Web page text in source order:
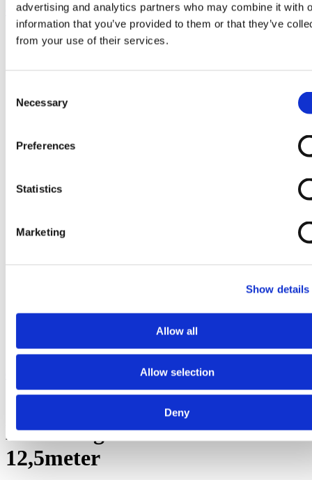
advertising and analytics partners who may combine it with
information that you’ve provided to them or that they’ve
from your use of their services.
Selection
Necessary
Preferences
Statistics
Marketing
Show details
Allow all
Allow selection
Deny
Ga naar het einde van de afbeeldingen-gallerij
Ga naar het begin van de afbeeldingen-gallerij
Slangen melkmachine
Melkslang D14xD25 rol
12,5meter